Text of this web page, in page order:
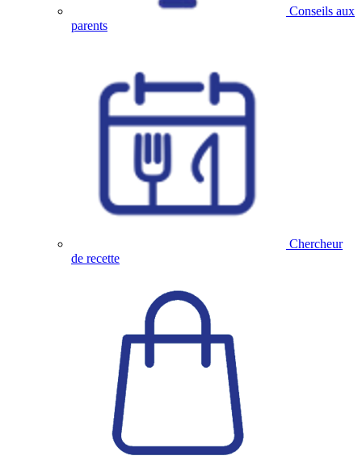
Conseils aux
parents
Chercheur
de recette